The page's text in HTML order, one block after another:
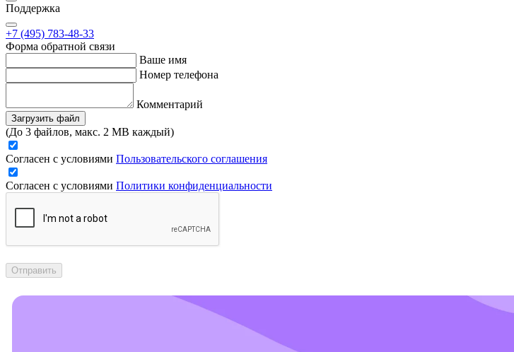
Поддержка
+7 (495) 783-48-33
Форма обратной связи
Ваше имя
Номер телефона
Комментарий
Загрузить файл
(До 3 файлов, макс. 2 MB каждый)
Согласен с условиями Пользовательского соглашения
Согласен с условиями Политики конфиденциальности
Отправить